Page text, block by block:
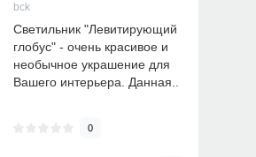
bck
Светильник "Левитирующий
глобус" - очень красивое и
необычное украшение для
Вашего интерьера. Данная..
0